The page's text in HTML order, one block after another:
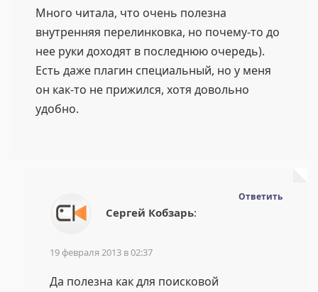
Много читала, что очень полезна
внутренняя перелинковка, но почему-то до
нее руки доходят в последнюю очередь).
Есть даже плагин специальный, но у меня
он как-то не прижился, хотя довольно
удобно.
Сергей Кобзарь:
19 февраля 2013 в 02:37
Да полезна как для поисковой
Ответить